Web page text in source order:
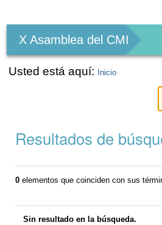
Personales
X Asamblea del CMI
Usted está aquí: Inicio
Resultados de
0elementos que coinciden con sus
Sin resultado en la búsqueda.